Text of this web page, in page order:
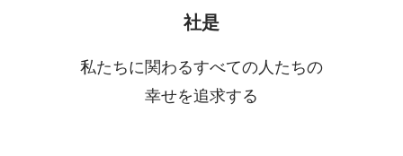
社是
私たちに関わるすべての人たちの
幸せを追求する